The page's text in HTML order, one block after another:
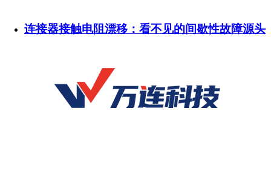
连接器接触电阻漂移：看不见的间歇性故障源头